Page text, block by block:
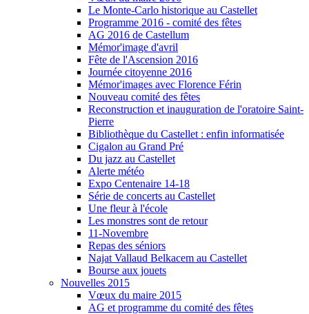
Le Monte-Carlo historique au Castellet
Programme 2016 - comité des fêtes
AG 2016 de Castellum
Mémor'image d'avril
Fête de l'Ascension 2016
Journée citoyenne 2016
Mémor'images avec Florence Férin
Nouveau comité des fêtes
Reconstruction et inauguration de l'oratoire Saint-
Pierre
Bibliothèque du Castellet : enfin informatisée
Cigalon au Grand Pré
Du jazz au Castellet
Alerte météo
Expo Centenaire 14-18
Série de concerts au Castellet
Une fleur à l'école
Les monstres sont de retour
11-Novembre
Repas des séniors
Najat Vallaud Belkacem au Castellet
Bourse aux jouets
Nouvelles 2015
Vœux du maire 2015
AG et programme du comité des fêtes